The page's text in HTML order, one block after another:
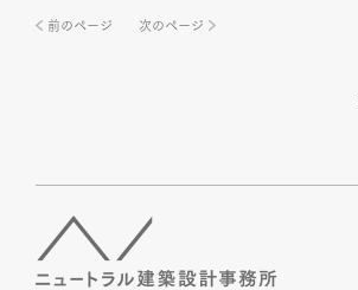
前のページ 次のページ